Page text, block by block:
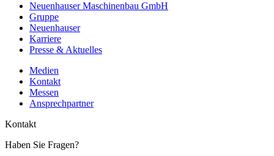
Neuenhauser Maschinenbau GmbH
Gruppe
Neuenhauser
Karriere
Presse & Aktuelles
Medien
Kontakt
Messen
Ansprechpartner
Kontakt
Haben Sie Fragen?